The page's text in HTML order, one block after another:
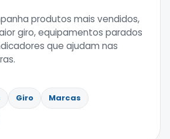
produtos mais vendidos,
giro, equipamentos parados
que ajudam nas
Giro
Marcas